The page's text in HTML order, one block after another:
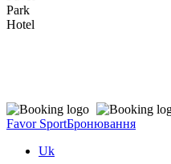
Favor SportБронювання
Uk